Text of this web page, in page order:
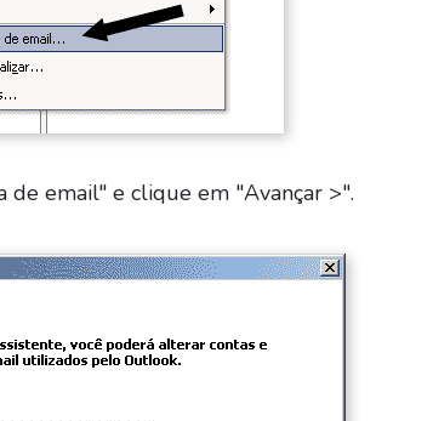
de email" e clique em "Avançar >".